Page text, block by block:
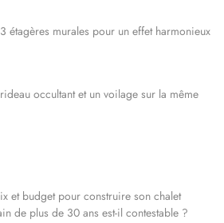
étagères murales pour un effet harmonieux
occultant et un voilage sur la même
et budget pour construire son chalet
de plus de 30 ans est-il contestable ?